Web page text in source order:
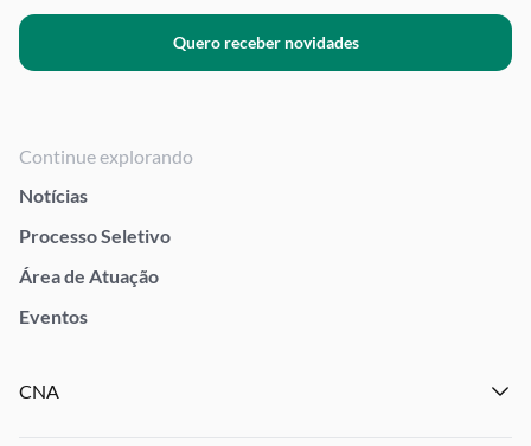
Quero receber novidades
Continue explorando
Notícias
Processo Seletivo
Área de Atuação
Eventos
CNA